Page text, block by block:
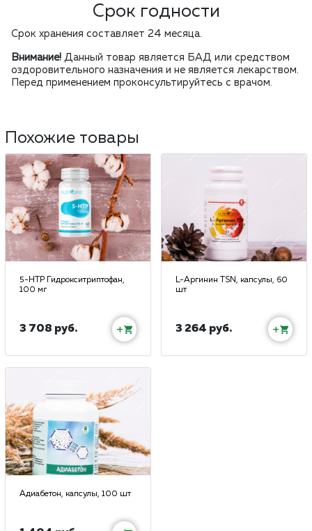
Срок годности
Срок хранения составляет 24 месяца.
Внимание! Данный товар является БАД или средством
оздоровительного назначения и не является лекарством.
Перед применением проконсультируйтесь с врачом.
Похожие товары
5-HTP Гидрокситриптофан,
100 мг
3 708 руб. +
L-Аргинин TSN, капсулы, 60
шт
3 264 руб. +
Адиабетон, капсулы, 100 шт